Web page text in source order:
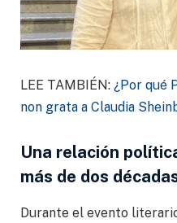
LEE TAMBIÉN: ¿Por qué
non grata a Claudia
Una relación
más de dos
Durante el evento